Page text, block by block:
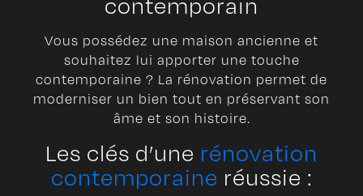
Vous possédez une maison ancienne et
souhaitez lui apporter une touche
contemporaine ? La rénovation permet de
moderniser un bien tout en préservant son
âme et son histoire.
Les clés d’une rénovation
contemporaine réussie :